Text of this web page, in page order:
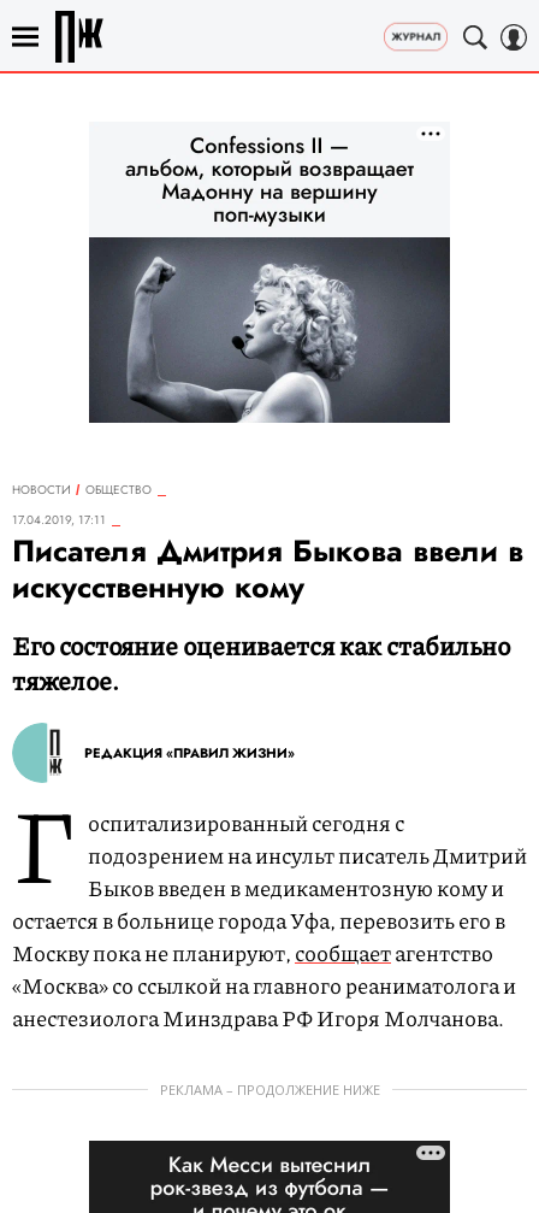
НОВОСТИ
ОБЩЕСТВО
17.04.2019, 17:11
Писателя Дмитрия Быкова ввели в
искусственную кому
Его состояние оценивается как стабильно
тяжелое.
РЕДАКЦИЯ «ПРАВИЛ ЖИЗНИ»
Г оспитализированный сегодня с
подозрением на инсульт писатель Дмитрий
Быков введен в медикаментозную кому и
остается в больнице города Уфа, перевозить его в
Москву пока не планируют,сообщаетагентство
«Москва» со ссылкой на главного реаниматолога и
анестезиолога Минздрава РФ Игоря Молчанова.
РЕКЛАМА – ПРОДОЛЖЕНИЕ НИЖЕ